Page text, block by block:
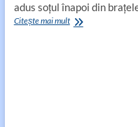
adus soţul înapoi din
Citește mai multMulţumiri